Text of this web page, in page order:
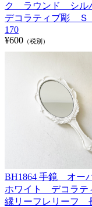
ク ラウンド シル
デコラティブ彫
170
¥600 （税別）
BH1864 手鏡 オー
ホワイト デコラ
縁リーフレリーフ